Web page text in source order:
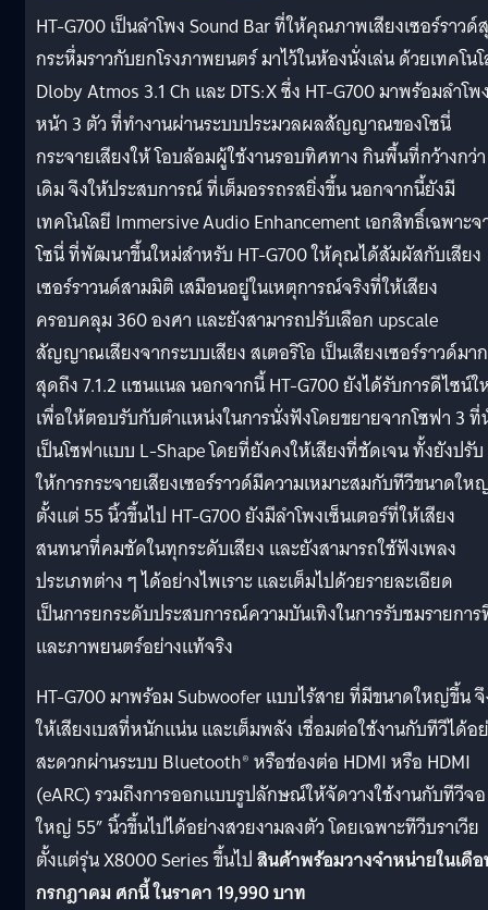
HT-G700 เป็นลำโพง Sound Bar ที่ให้คุณภาพเสียงเซอร์ราวด์
กระหึ่มราวกับยกโรงภาพยนตร์ มาไว้ในห้องนั่งเล่น ด้วยเทคโน
Dloby Atmos 3.1 Ch และ DTS:X ซึ่ง HT-G700 มาพร้อมลำโพ
หน้า 3 ตัว ที่ทำงานผ่านระบบประมวลผลสัญญาณของโซนี่
กระจายเสียงให้ โอบล้อมผู้ใช้งานรอบทิศทาง กินพื้นที่กว้างกว่า
เดิม จึงให้ประสบการณ์ ที่เต็มอรรถรสยิ่งขึ้น นอกจากนี้ยังมี
เทคโนโลยี Immersive Audio Enhancement เอกสิทธิ์เฉพาะ
โซนี่ ที่พัฒนาขึ้นใหม่สำหรับ HT-G700 ให้คุณได้สัมผัสกับเสียง
เซอร์ราวนด์สามมิติ เสมือนอยู่ในเหตุการณ์จริงที่ให้เสียง
ครอบคลุม 360 องศา และยังสามารถปรับเลือก upscale
สัญญาณเสียงจากระบบเสียง สเตอริโอ เป็นเสียงเซอร์ราวด์มาก
สุดถึง 7.1.2 แชนแนล นอกจากนี้ HT-G700 ยังได้รับการดีไซน์
เพื่อให้ตอบรับกับตำแหน่งในการนั่งฟังโดยขยายจากโซฟา 3 ที่
เป็นโซฟาแบบ L-Shape โดยที่ยังคงให้เสียงที่ชัดเจน ทั้งยังปรับ
ให้การกระจายเสียงเซอร์ราวด์มีความเหมาะสมกับทีวีขนาดให
ตั้งแต่ 55 นิ้วขึ้นไป HT-G700 ยังมีลำโพงเซ็นเตอร์ที่ให้เสียง
สนทนาที่คมชัดในทุกระดับเสียง และยังสามารถใช้ฟังเพลง
ประเภทต่าง ๆ ได้อย่างไพเราะ และเต็มไปด้วยรายละเอียด
เป็นการยกระดับประสบการณ์ความบันเทิงในการรับชมรายกา
และภาพยนตร์อย่างแท้จริง
HT-G700 มาพร้อม Subwoofer แบบไร้สาย ที่มีขนาดใหญ่ขึ้น
ให้เสียงเบสที่หนักแน่น และเต็มพลัง เชื่อมต่อใช้งานกับทีวีได้อ
สะดวกผ่านระบบ Bluetooth® หรือช่องต่อ HDMI หรือ HDMI
(eARC) รวมถึงการออกแบบรูปลักษณ์ให้จัดวางใช้งานกับทีวีจอ
ใหญ่ 55” นิ้วขึ้นไปได้อย่างสวยงามลงตัว โดยเฉพาะทีวีบราเวีย
ตั้งแต่รุ่น X8000 Series ขึ้นไปสินค้าพร้อมวางจำหน่ายในเดื
กรกฎาคม ศกนี้ ในราคา 19,990 บาท